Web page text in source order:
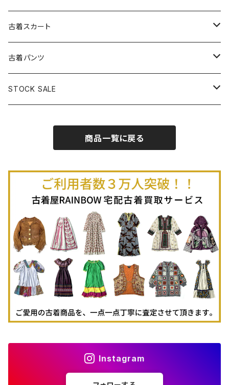
古着ベアトップワンピース
古着オールインワン
古着オーバーオール
古着パーカー
古着長袖プルオーバー
古着半袖プルオーバー
古着Ｔシャツ
古着長袖Ｔシャツ
古着半袖Ｔシャツ
古着ベスト
古着キャミソール
古着ポロシャツ
古着長袖ポロシャツ
古着スウェット
古着パーカー
古着タンクトップ
古着カーディガン
古着半袖ニット
古着ニットアウター
古着ライトジャケット
古着ライトコート
古着ヘビージャケット
古着羽織り
古着スカート
古着ロング丈スカート (丈76cm-)
古着膝丈スカート (丈56-75cm)
古着ミニ丈スカート (丈56-75cm)
古着パンツ
古着ロング丈パンツ
STOCK SALE
Autumn / Winter
商品一覧に戻る
Instagram